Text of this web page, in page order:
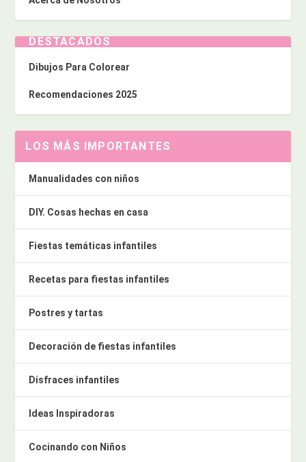
DESTACADOS
Dibujos Para Colorear
Recomendaciones 2025
LOS MÁS IMPORTANTES
Manualidades con niños
DIY. Cosas hechas en casa
Fiestas temáticas infantiles
Recetas para fiestas infantiles
Postres y tartas
Decoración de fiestas infantiles
Disfraces infantiles
Ideas Inspiradoras
Cocinando con Niños